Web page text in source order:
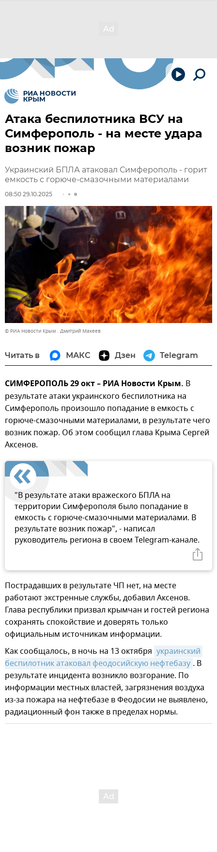
Атака беспилотника ВСУ на
Симферополь - на месте удара
возник пожар
Украинский БПЛА атаковал Симферополь - горит
емкость с горюче-смазочными материалами
08:50 29.10.2025
© РИА Новости Крым . Дмитрий Макеев
Читать в МАКС Дзен Telegram
СИМФЕРОПОЛЬ 29 окт – РИА Новости Крым. В
результате атаки украинского беспилотника на
Симферополь произошло попадание в емкость с
горюче-смазочными материалами, в результате чего
возник пожар. Об этом сообщил глава Крыма Сергей
Аксенов.
"В результате атаки вражеского БПЛА на
территории Симферополя было попадание в
емкость с горюче-смазочными материалами. В
результате возник пожар", - написал
руководитель региона в своем Telegram-канале.
Пострадавших в результате ЧП нет, на месте
работают экстренные службы, добавил Аксенов.
Глава республики призвал крымчан и гостей региона
сохранять спокойствие и доверять только
официальным источникам информации.
Как сообщалось, в ночь на 13 октября украинский
беспилотник атаковал феодосийскую нефтебазу . В
результате инцидента возникло возгорание. По
информации местных властей, загрязнения воздуха
из-за пожара на нефтебазе в Феодосии не выявлено,
радиационный фон также в пределах нормы.